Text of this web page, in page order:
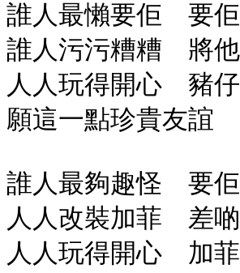
誰人最懶要佢 要
誰人污污糟糟 將
人人玩得開心 豬
願這一點珍貴友誼
誰人最夠趣怪 要
人人改裝加菲 差
人人玩得開心 加